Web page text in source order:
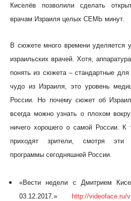
Киселёв позволили сделать
врачам Израиля целых СЕМЬ минут.
В сюжете много времени уделяется
израильских врачей. Хотя,
понять из сюжета – стандартные
чудо из Израиля, это уровень
России. Но почему сюжет об
всегда можно узнать о плохом
ничего хорошего о самой России.
приходят зрители, смотря эти
программы сегодняшней России.
«Вести недели с Дмитрием
03.12.2017.»
http://videoface.ru/